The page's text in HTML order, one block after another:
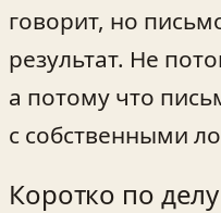
говорит, но
результат. Не
а потому что
с собственными
Коротко по делу